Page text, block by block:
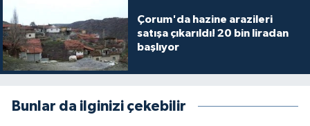
Çorum'da hazine arazileri
satışa çıkarıldı! 20 bin liradan
başlıyor
Bunlar da ilginizi çekebilir